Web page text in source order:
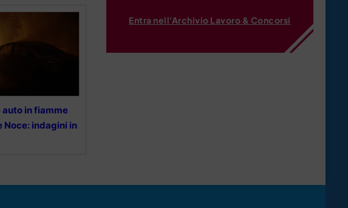
auto in fiamme
Noce: indagini in
Entra nell'Archivio Lavoro & Concorsi